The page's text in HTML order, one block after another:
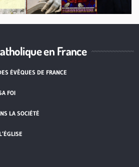
en France
ÉVÊQUES DE FRANCE
FOI
LA SOCIÉTÉ